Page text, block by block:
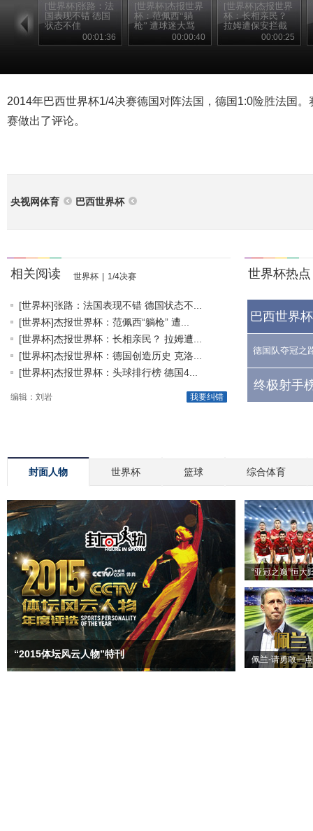
[世界杯]张路：法
国表现不错 德国
状态不佳
00:01:36
[世界杯]杰报世界
杯：范佩西“躺
枪” 遭球迷大骂
00:00:40
[世界杯]杰报世界
杯：长相亲民？
拉姆遭保安拦截
00:00:25
2014年巴西世界杯1/4决赛德国对阵法国，德国1:0险胜法国
赛做出了评论。
央视网体育 巴西世界杯
相关阅读 世界杯 1/4决赛
[世界杯]张路：法国表现不错 德国状态不...
[世界杯]杰报世界杯：范佩西“躺枪” 遭...
[世界杯]杰报世界杯：长相亲民？ 拉姆遭...
[世界杯]杰报世界杯：德国创造历史 克洛...
[世界杯]杰报世界杯：头球排行榜 德国4...
我要纠错
编辑：刘岩
世界杯热点
巴西世界
德国队夺冠之
终极射手
封面人物 世界杯 篮球 综合体育
“2015体坛风云人物”特刊
“亚冠之巅”恒大
佩兰-请勇敢一点